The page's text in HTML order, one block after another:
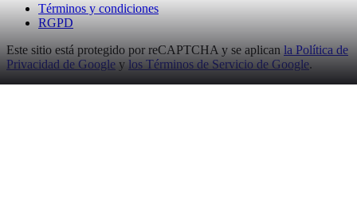
Términos y condiciones
RGPD
Este sitio está protegido por reCAPTCHA y se aplican la Política de
Privacidad de Google y los Términos de Servicio de Google.